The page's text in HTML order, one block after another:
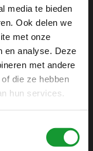
media te bieden
Ook delen we
met onze
en analyse. Deze
met andere
die ze hebben
hun services.